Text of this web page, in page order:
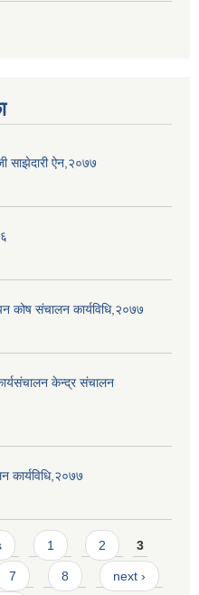
साझेदारी ऐन,२०७७
कोष संचालन कार्यविधि,२०७७
केन्द्र संचालन
कार्यविधि,२०७७
1 2 3
7 8 next ›